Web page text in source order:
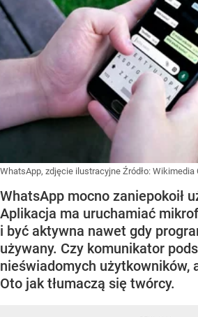
WhatsApp, zdjęcie ilustracyjne Źródło: Wikimedia
WhatsApp mocno zaniepokoił
Aplikacja ma uruchamiać
i być aktywna nawet gdy
używany. Czy komunikator
nieświadomych użytkowników,
Oto jak tłumaczą się twórcy.